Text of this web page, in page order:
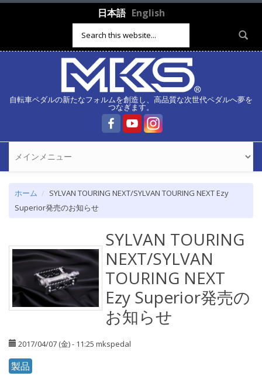
メインコンテンツに移動日本語 English
検索フォーム
自転車ペダルの新たなフォルムを創造し、高品質な次世代ペダルへ夢を
つなぎます。
ホーム
SYLVAN TOURING NEXT/SYLVAN TOURING NEXT Ezy
Superior発売のお知らせ
SYLVAN TOURING
NEXT/SYLVAN
TOURING NEXT
Ezy Superior発売の
お知らせ
2017/04/07 (金) - 11:25 mkspedal
製品